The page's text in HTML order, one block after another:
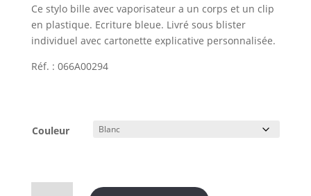
Ce stylo bille avec vaporisateur a un corps et un clip
en plastique. Ecriture bleue. Livré sous blister
individuel avec cartonette explicative personnalisée.
Réf. : 066A00294
Couleur